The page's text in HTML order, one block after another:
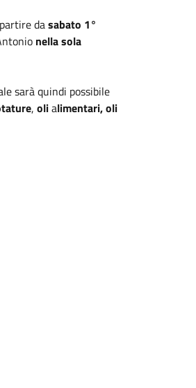
partire dasabato 1°
nella sola
sarà quindi possibile
, olialimentari, oli